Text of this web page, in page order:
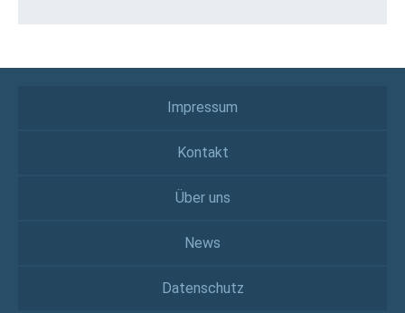
Impressum
Kontakt
Über uns
News
Datenschutz